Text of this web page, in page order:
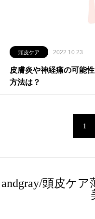
頭皮ケア 2022.10.23
皮膚炎や神経痛の可能
方法は？
1
andgray/頭皮ケ